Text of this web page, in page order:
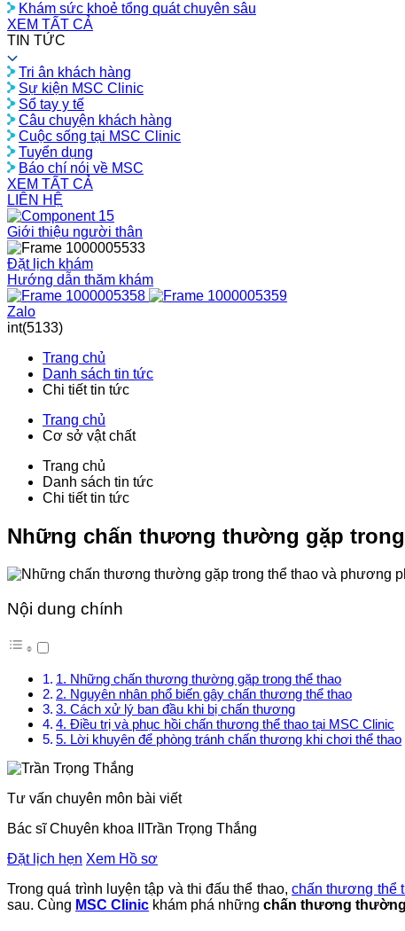
Khám sức khoẻ tổng quát chuyên sâu
XEM TẤT CẢ
TIN TỨC
Tri ân khách hàng
Sự kiện MSC Clinic
Sổ tay y tế
Câu chuyện khách hàng
Cuộc sống tại MSC Clinic
Tuyển dụng
Báo chí nói về MSC
XEM TẤT CẢ
LIÊN HỆ
Giới thiệu người thân
Đặt lịch khám
Hướng dẫn thăm khám
Zalo
int(5133)
Trang chủ
Danh sách tin tức
Chi tiết tin tức
Trang chủ
Cơ sở vật chất
Trang chủ
Danh sách tin tức
Chi tiết tin tức
Những chấn thương thường gặp
Nội dung chính
1. Những chấn thương thường gặp trong thể thao
2. Nguyên nhân phổ biến gây chấn thương thể thao
3. Cách xử lý ban đầu khi bị chấn thương
4. Điều trị và phục hồi chấn thương thể thao tại MSC Clinic
5. Lời khuyên để phòng tránh chấn thương khi chơi thể thao
Tư vấn chuyên môn bài viết
Bác sĩ Chuyên khoa II Trần Trọng Thắng
Đặt lịch hẹn Xem Hồ sơ
Trong quá trình luyện tập và thi đấu thể thao,chấn thương thể
sau. Cùng MSC Clinic khám phá những chấn thương